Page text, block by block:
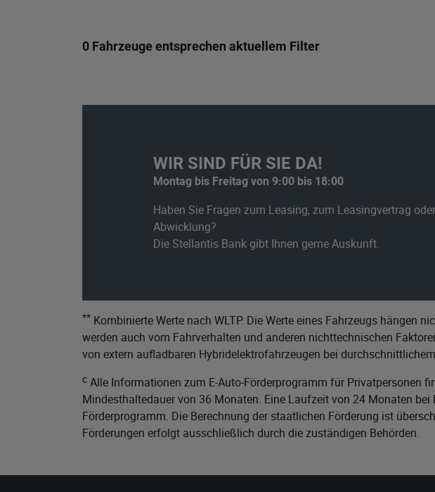
0 Fahrzeuge entsprechen aktuellem Filter
WIR SIND FÜR SIE DA!
Montag bis Freitag von 9:00 bis 18:00
Haben Sie Fragen zum Leasing, zum Leasingvertrag
Abwicklung?
Die Stellantis Bank gibt Ihnen gerne Auskunft.
** Kombinierte Werte nach WLTP. Die Werte eines Fahrzeugs hängen
werden auch vom Fahrverhalten und anderen nichttechnischen
von extern aufladbaren Hybridelektrofahrzeugen bei
c Alle Informationen zum E-Auto-Förderprogramm für Privatpersonen
Mindesthaltedauer von 36 Monaten. Eine Laufzeit von 24 Monaten
Förderprogramm. Die Berechnung der staatlichen Förderung ist
Förderungen erfolgt ausschließlich durch die zuständigen Behörden.